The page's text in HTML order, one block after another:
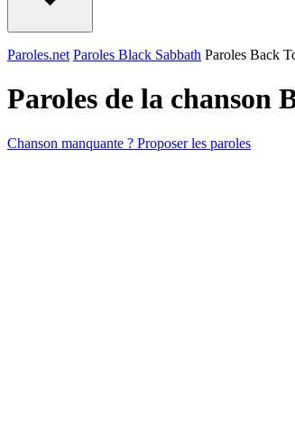
Paroles.net Paroles Black Sabbath Paroles Back
Paroles de la chanson
Chanson manquante ? Proposer les paroles